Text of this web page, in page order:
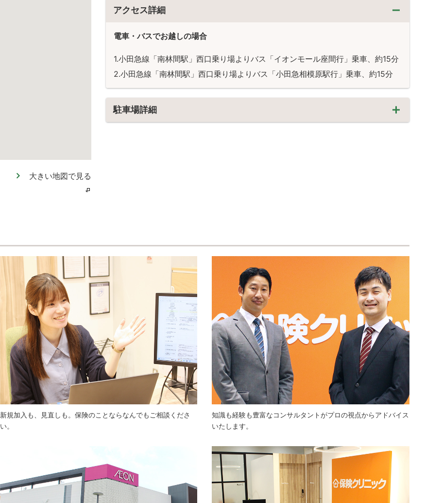
大きい地図で見る
アクセス詳細
電車・バスでお越しの場合
小田急線「南林間駅」西口乗り場よりバス「イオンモール座間行」乗車、約15分
小田急線「南林間駅」西口乗り場よりバス「小田急相模原駅行」乗車、約15分
駐車場詳細
新規加入も、見直しも。保険のことならなんでもご相談くださ
い。
知識も経験も豊富なコンサルタントがプロの視点からアドバイス
いたします。